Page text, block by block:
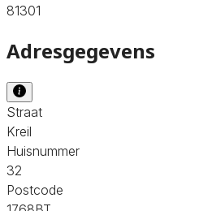
81301
Adresgegevens
Straat
Kreil
Huisnummer
32
Postcode